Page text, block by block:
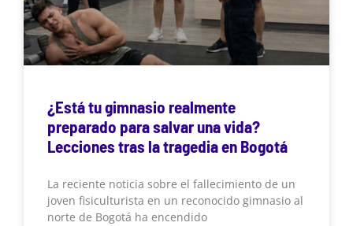
¿Está tu gimnasio realmente
preparado para salvar una vida?
Lecciones tras la tragedia en Bogotá
La reciente noticia sobre el fallecimiento de un
joven fisiculturista en un reconocido gimnasio al
norte de Bogotá ha encendido